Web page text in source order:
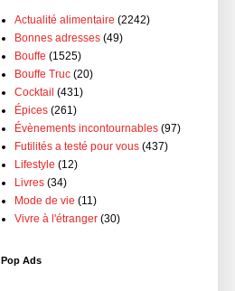
Actualité alimentaire (2242)
Bonnes adresses (49)
Bouffe (1525)
Bouffe Truc (20)
Cocktail (431)
Épices (261)
Évènements incontournables (97)
Futilités a testé pour vous (437)
Lifestyle (12)
Livres (34)
Mode de vie (11)
Vivre à l'étranger (30)
Pop Ads